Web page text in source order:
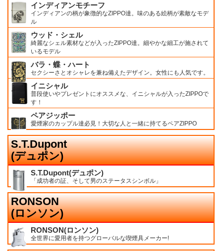
インディアンモチーフ
インディアンの柄が象徴的なZIPPO達。味のある絵柄が素敵なモデ
ル
ウッド・シェル
綺麗なシェル素材などが入ったZIPPO達。細やかな細工が施されて
いるモデル
バラ・蝶・ハート
セクシーさとオシャレを兼ね備えたデザイン。女性にも人気です。
イニシャル
普段使いやプレゼントにオススメな、イニシャルが入ったZIPPOで
す！
ペアジッポー
愛煙家のカップル達必見！大切な人と一緒に持てるペアZIPPO
S.T.Dupont
(デュポン)
S.T.Dupont(デュポン)
「成功者の証、そして男のステータスシンボル」
RONSON
(ロンソン)
RONSON(ロンソン)
全世界に愛用者を持つグローバルな喫煙具メーカー!